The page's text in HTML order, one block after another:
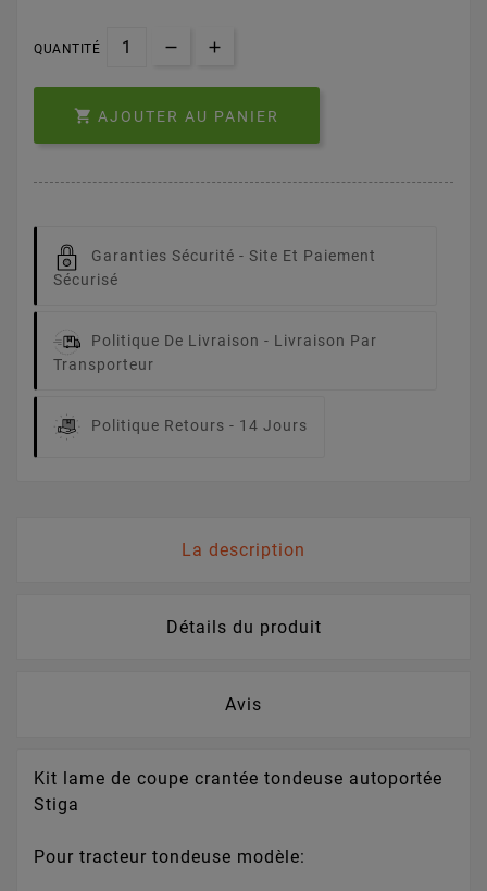
QUANTITÉ
 AJOUTER AU PANIER
Garanties Sécurité - Site Et Paiement
Sécurisé
Politique De Livraison - Livraison Par
Transporteur
Politique Retours - 14 Jours
La description
Détails du produit
Avis
Kit lame de coupe crantée tondeuse autoportée
Stiga
Pour tracteur tondeuse modèle: